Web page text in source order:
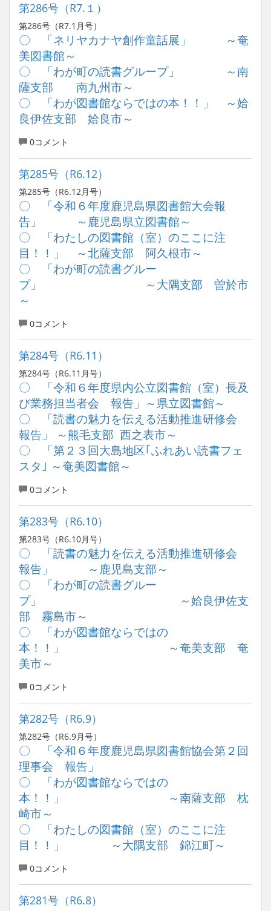
第286号（R7.１）
第286号（R7.1月号）
〇 「ネリヤカナヤ創作童話展」 ～奄
美図書館～
〇 「わが町の読書グループ」 ～南
薩支部 南九州市～
〇 「わが図書館ならではの本！！」 ～姶
良伊佐支部 姶良市～
0コメント
第285号（R6.12）
第285号（R6.12月号）
〇 「令和６年度鹿児島県図書館大会報
告」 ～鹿児島県立図書館～
〇 「わたしの図書館（室）のここに注
目！！」 ～北薩支部 阿久根市～
〇 「わが町の読書グルー
プ」 ～大隅支部 曽於市
～
0コメント
第284号（R6.11）
第284号（R6.11月号）
〇 「令和６年度県内公立図書館（室）長及
び業務担当者会 報告」～県立図書館～
〇 「読書の魅力を伝える活動推進研修会
報告」 ～熊毛支部 西之表市～
〇 「第２３回大島地区｢ふれあい読書フェ
スタ｣ ～奄美図書館～
0コメント
第283号（R6.10）
第283号（R6.10月号）
〇 「読書の魅力を伝える活動推進研修会
報告」 ～鹿児島支部～
〇 「わが町の読書グルー
プ」 ～姶良伊佐支
部 霧島市～
〇 「わが図書館ならではの
本！！」 ～奄美支部 奄
美市～
0コメント
第282号（R6.9）
第282号（R6.9月号）
〇 「令和６年度鹿児島県図書館協会第２回
理事会 報告」
〇 「わが図書館ならではの
本！！」 ～南薩支部 枕
崎市～
〇 「わたしの図書館（室）のここに注
目！！」 ～大隅支部 錦江町～
0コメント
第281号（R6.8）